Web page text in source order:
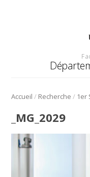
Accueil / Recherche /
_MG_2029